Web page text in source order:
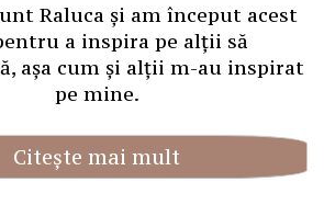
Raluca și am început acest
a inspira pe alții să
așa cum și alții m-au inspirat
pe mine.
Citește mai mult